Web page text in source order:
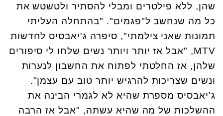
שהן, ללא פילטרים ומבלי להסתיר ולטשטש את
כל מה שנחשב ל"פגמים". "בהתחלה העליתי
תמונות שאני צילמתי", סיפרה ג'יאבסיס לחדשות
MTV, "אבל אז יותר ויותר נשים שלחו לי סיפורים
שלהן, אז החלטתי לפתוח את החשבון לנערות
ונשים שצריכות להרגיש יותר טוב עם עצמן".
ג'יאבסיס מספרת שהיא לא לגמרי הבינה את
ההשלכות של מה שהיא עשתה, "אבל אז הרבה